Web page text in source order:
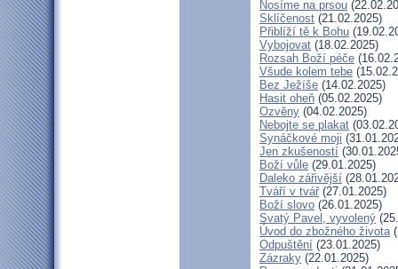
Nosíme na prsou
Sklíčenost (21.02.2025)
Přiblíží tě k Bohu
Vybojovat (18.02.2025)
Rozsah Boží péče
Všude kolem tebe
Bez Ježíše (14.02.2025)
Hasit oheň (05.02.2025)
Ozvěny (04.02.2025)
Nebojte se plakat
Synáčkové moji
Jen zkušeností
Boží vůle (29.01.2025)
Daleko zářivější
Tváří v tvář(27.01.2025)
Boží slovo (26.01.2025)
Svatý Pavel, vyvolený
Úvod do zbožného života
Odpuštění (23.01.2025)
Zázraky (22.01.2025)